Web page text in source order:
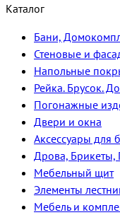
Каталог
Бани,
Стеновые и
Напольные
Рейка. Брусок.
Погонажные
Двери и окна
Аксессуары для
Дрова, Брикеты,
Мебельный щит
Элементы
Мебель и